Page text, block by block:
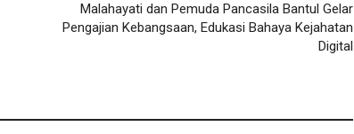
Malahayati dan Pemuda Pancasila Bantul Gelar
Pengajian Kebangsaan, Edukasi Bahaya Kejahatan
Digital